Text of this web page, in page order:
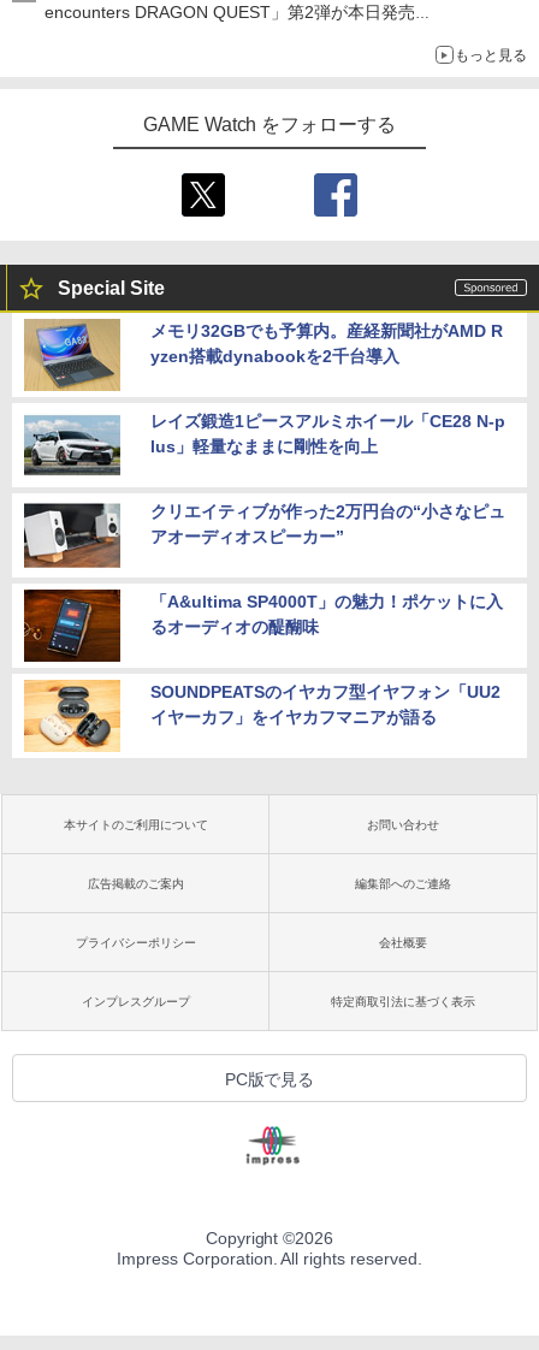
encounters DRAGON QUEST」第2弾が本日発売
もっと見る
GAME Watch をフォローする
Special Site
メモリ32GBでも予算内。産経新聞社がAMD R
yzen搭載dynabookを2千台導入
レイズ鍛造1ピースアルミホイール「CE28 N-p
lus」軽量なままに剛性を向上
クリエイティブが作った2万円台の“小さなピュ
アオーディオスピーカー”
「A&ultima SP4000T」の魅力！ポケットに入
るオーディオの醍醐味
SOUNDPEATSのイヤカフ型イヤフォン「UU2
イヤーカフ」をイヤカフマニアが語る
本サイトのご利用について お問い合わせ
広告掲載のご案内 編集部へのご連絡
プライバシーポリシー 会社概要
インプレスグループ 特定商取引法に基づく表示
PC版で見る
Copyright ©2026
Impress Corporation. All rights reserved.